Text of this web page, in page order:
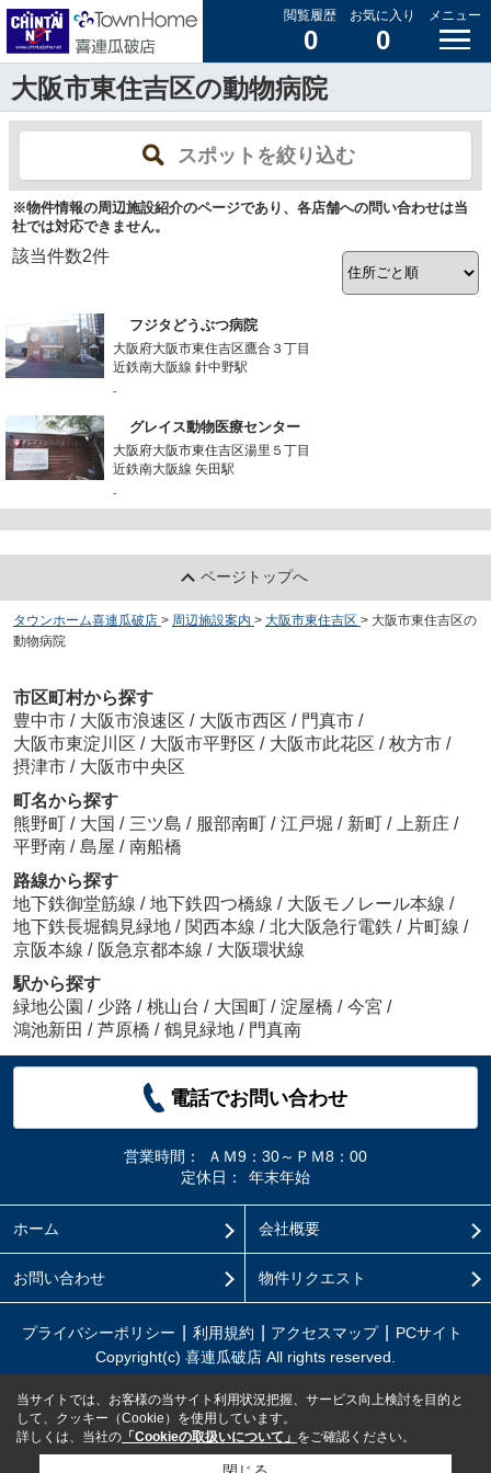
閲覧履歴
0
お気に入り
0
メニュー
大阪市東住吉区の動物病院
スポットを絞り込む
※物件情報の周辺施設紹介のページであり、各店舗への問い合わせは当
社では対応できません。
該当件数2件
フジタどうぶつ病院
大阪府大阪市東住吉区鷹合３丁目
近鉄南大阪線 針中野駅
-
グレイス動物医療センター
大阪府大阪市東住吉区湯里５丁目
近鉄南大阪線 矢田駅
-
ページトップへ
タウンホーム喜連瓜破店 > 周辺施設案内 > 大阪市東住吉区 > 大阪市東住吉区の
動物病院
市区町村から探す
豊中市 / 大阪市浪速区 / 大阪市西区 / 門真市 /
大阪市東淀川区 / 大阪市平野区 / 大阪市此花区 / 枚方市 /
摂津市 / 大阪市中央区
町名から探す
熊野町 / 大国 / 三ツ島 / 服部南町 / 江戸堀 / 新町 / 上新庄 /
平野南 / 島屋 / 南船橋
路線から探す
地下鉄御堂筋線 / 地下鉄四つ橋線 / 大阪モノレール本線 /
地下鉄長堀鶴見緑地 / 関西本線 / 北大阪急行電鉄 / 片町線 /
京阪本線 / 阪急京都本線 / 大阪環状線
駅から探す
緑地公園 / 少路 / 桃山台 / 大国町 / 淀屋橋 / 今宮 /
鴻池新田 / 芦原橋 / 鶴見緑地 / 門真南
電話でお問い合わせ
営業時間：
ＡＭ9：30～ＰＭ8：00
定休日：
年末年始
ホーム 会社概要
お問い合わせ 物件リクエスト
プライバシーポリシー 利用規約 アクセスマップ
PCサイト
Copyright(c) 喜連瓜破店 All rights reserved.
当サイトでは、お客様の当サイト利用状況把握、サービス向上検討を目的と
して、クッキー（Cookie）を使用しています。
詳しくは、当社の 「Cookieの取扱いについて」 をご確認ください。